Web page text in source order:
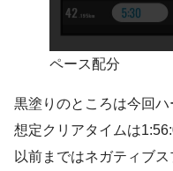
ペース配分
黒塗りのところは今回ハ
想定クリアタイムは
以前まではネガティブ